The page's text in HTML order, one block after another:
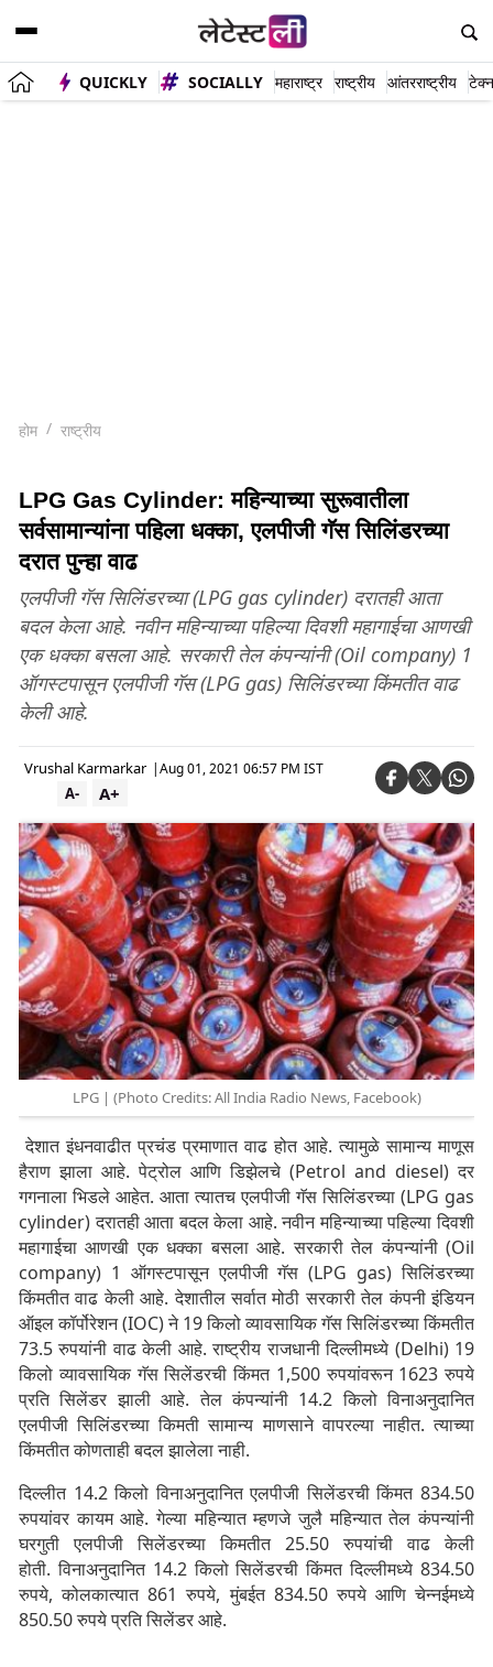
QUICKLY SOCIALLY महाराष्ट्र राष्ट्रीय आंतरराष्ट्रीय
होम राष्ट्रीय
LPG Gas Cylinder: महिन्याच्या सुरूवातीला
सर्वसामान्यांना पहिला धक्का, एलपीजी गॅस सिलिंडरच्या
दरात पुन्हा वाढ
एलपीजी गॅस सिलिंडरच्या (LPG gas cylinder) दरातही आता
बदल केला आहे. नवीन महिन्याच्या पहिल्या दिवशी महागाईचा आणखी
एक धक्का बसला आहे. सरकारी तेल कंपन्यांनी (Oil company) 1
ऑगस्टपासून एलपीजी गॅस (LPG gas) सिलिंडरच्या किंमतीत वाढ
केली आहे.
Vrushal Karmarkar |Aug 01, 2021 06:57 PM IST
A+
A-
LPG | (Photo Credits: All India Radio News, Facebook)
देशात इंधनवाढीत प्रचंड प्रमाणात वाढ होत आहे. त्यामुळे सामान्य माणूस
हैराण झाला आहे. पेट्रोल आणि डिझेलचे (Petrol and diesel) दर
गगनाला भिडले आहेत. आता त्यातच एलपीजी गॅस सिलिंडरच्या (LPG gas
cylinder) दरातही आता बदल केला आहे. नवीन महिन्याच्या पहिल्या दिवशी
महागाईचा आणखी एक धक्का बसला आहे. सरकारी तेल कंपन्यांनी (Oil
company) 1 ऑगस्टपासून एलपीजी गॅस (LPG gas) सिलिंडरच्या
किंमतीत वाढ केली आहे. देशातील सर्वात मोठी सरकारी तेल कंपनी इंडियन
ऑइल कॉर्पोरेशन (IOC) ने 19 किलो व्यावसायिक गॅस सिलिंडरच्या किंमतीत
73.5 रुपयांनी वाढ केली आहे. राष्ट्रीय राजधानी दिल्लीमध्ये (Delhi) 19
किलो व्यावसायिक गॅस सिलेंडरची किंमत 1,500 रुपयांवरून 1623 रुपये
प्रति सिलेंडर झाली आहे. तेल कंपन्यांनी 14.2 किलो विनाअनुदानित
एलपीजी सिलिंडरच्या किमती सामान्य माणसाने वापरल्या नाहीत. त्याच्या
किंमतीत कोणताही बदल झालेला नाही.
दिल्लीत 14.2 किलो विनाअनुदानित एलपीजी सिलेंडरची किंमत 834.50
रुपयांवर कायम आहे. गेल्या महिन्यात म्हणजे जुलै महिन्यात तेल कंपन्यांनी
घरगुती एलपीजी सिलेंडरच्या किमतीत 25.50 रुपयांची वाढ केली
होती. विनाअनुदानित 14.2 किलो सिलेंडरची किंमत दिल्लीमध्ये 834.50
रुपये, कोलकात्यात 861 रुपये, मुंबईत 834.50 रुपये आणि चेन्नईमध्ये
850.50 रुपये प्रति सिलेंडर आहे.